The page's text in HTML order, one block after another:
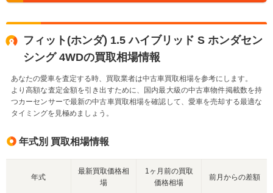
フィット(ホンダ) 1.5 ハイブリッド S ホンダセン
シング 4WDの買取相場情報
あなたの愛車を査定する時、買取業者は中古車買取相場を参考にします。
より高額な査定金額を引き出すために、国内最大級の中古車物件掲載数を持
つカーセンサーで最新の中古車買取相場を確認して、愛車を売却する最適な
タイミングを見極めましょう。
年式別 買取相場情報
年式
最新買取価格相
場
1ヶ月前の買取
価格相場
前月からの差額